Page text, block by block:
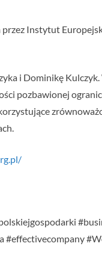
Instytut
i Dominikę
pozbawionej
#effectivecompany